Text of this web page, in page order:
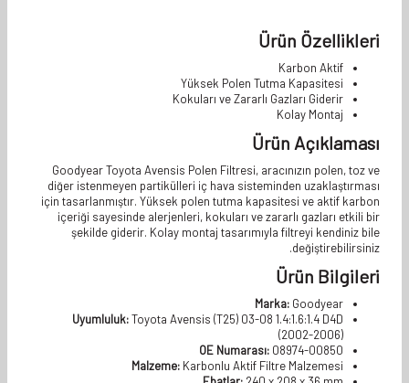
Ürün Özellikleri
Karbon Aktif
Yüksek Polen Tutma Kapasitesi
Kokuları ve Zararlı Gazları Giderir
Kolay Montaj
Ürün Açıklaması
Goodyear Toyota Avensis Polen Filtresi, aracınızın polen, toz ve
diğer istenmeyen partikülleri iç hava sisteminden uzaklaştırması
için tasarlanmıştır. Yüksek polen tutma kapasitesi ve aktif karbon
içeriği sayesinde alerjenleri, kokuları ve zararlı gazları etkili bir
şekilde giderir. Kolay montaj tasarımıyla filtreyi kendiniz bile
değiştirebilirsiniz.
Ürün Bilgileri
Marka: Goodyear
Uyumluluk:Toyota Avensis (T25) 03-08 1.4:1.6:1.4 D4D
(2002-2006)
OE Numarası: 08974-00850
Malzeme: Karbonlu Aktif Filtre Malzemesi